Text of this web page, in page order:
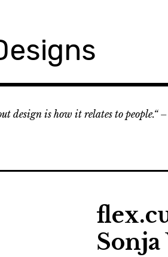
design is how it relates to people.“